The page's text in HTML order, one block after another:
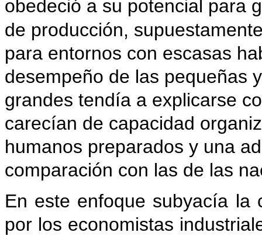
obedeció a su potencial para
de producción,
para entornos con escasas
desempeño de las pequeñas
grandes tendía a explicarse
carecían de capacidad
humanos preparados y una
comparación con las de las
En este enfoque subyacía la
por los economistas